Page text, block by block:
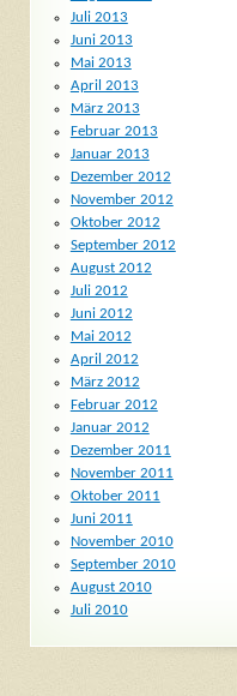
Juli 2013
Juni 2013
Mai 2013
April 2013
März 2013
Februar 2013
Januar 2013
Dezember 2012
November 2012
Oktober 2012
September 2012
August 2012
Juli 2012
Juni 2012
Mai 2012
April 2012
März 2012
Februar 2012
Januar 2012
Dezember 2011
November 2011
Oktober 2011
Juni 2011
November 2010
September 2010
August 2010
Juli 2010